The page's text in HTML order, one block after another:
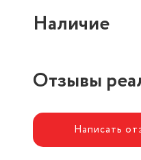
Наличие
Отзывы
Написать